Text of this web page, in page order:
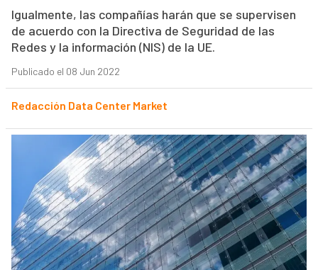
Igualmente, las compañías harán que se supervisen
de acuerdo con la Directiva de Seguridad de las
Redes y la información (NIS) de la UE.
Publicado el 08 Jun 2022
Redacción Data Center Market